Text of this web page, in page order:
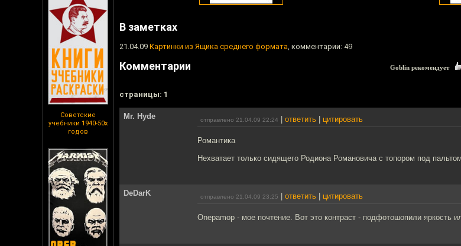
Советские
учебники 1940-50х
годов
В заметках
21.04.09 Картинки из Ящика среднего формата, комментарии: 49
Комментарии Goblin рекомендует
cтраницы: 1
Mr. Hyde отправлено 21.04.09 22:24 ответить цитировать
Романтика
Нехватает только сидящего Родиона Романовича с топором под пальтом
DeDarK отправлено 21.04.09 23:25 ответить цитировать
Onepamop - мое почтение. Вот это контраст - подфотошопили яркость